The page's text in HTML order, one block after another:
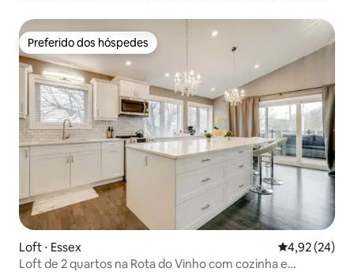
Preferido dos hóspedes
Preferido dos hóspedes
Loft ⋅ Essex 4,92 de uma
4,92 (24)
Loft de 2 quartos na Rota do Vinho com cozinha e